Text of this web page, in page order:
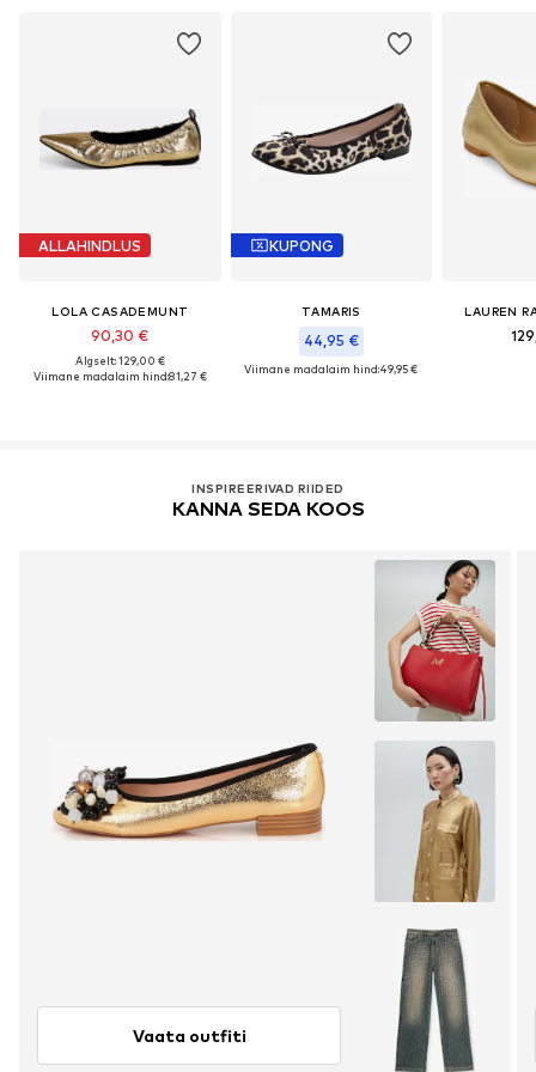
ALLAHINDLUS
LOLA CASADEMUNT
90,30 €
Algselt: 129,00 €
Viimane madalaim hind:81,27 €
KUPONG
TAMARIS
44,95 €
Viimane madalaim hind:49,95 €
LAUREN
INSPIREERIVAD RIIDED
KANNA SEDA KOOS
Vaata outfiti